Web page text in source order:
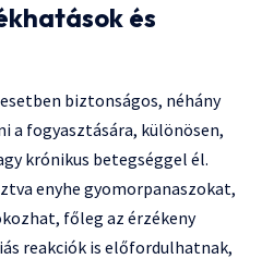
és
biztonságos, néhány
a fogyasztására, különösen,
krónikus betegséggel él.
enyhe gyomorpanaszokat,
főleg az érzékeny
reakciók is előfordulhatnak,